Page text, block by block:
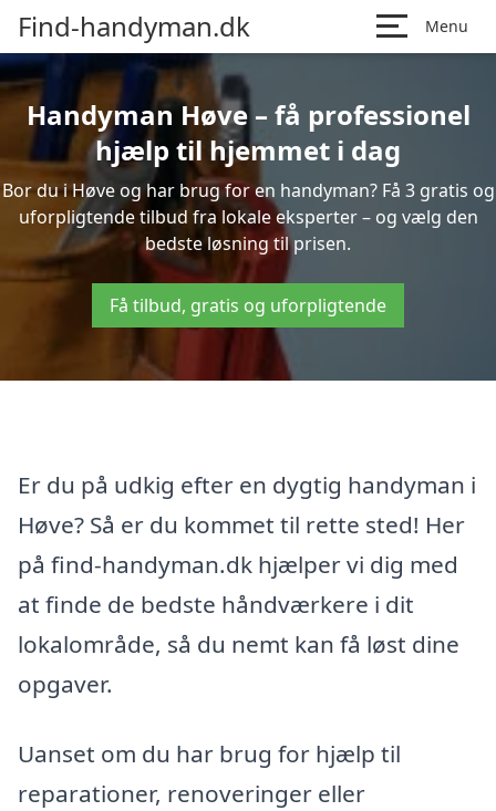
Find-handyman.dk Menu
Handyman Høve – få professionel
hjælp til hjemmet i dag
Bor du i Høve og har brug for en handyman? Få 3 gratis og
uforpligtende tilbud fra lokale eksperter – og vælg den
bedste løsning til prisen.
Få tilbud, gratis og uforpligtende
Er du på udkig efter en dygtig handyman i
Høve? Så er du kommet til rette sted! Her
på find-handyman.dk hjælper vi dig med
at finde de bedste håndværkere i dit
lokalområde, så du nemt kan få løst dine
opgaver.
Uanset om du har brug for hjælp til
reparationer, renoveringer eller